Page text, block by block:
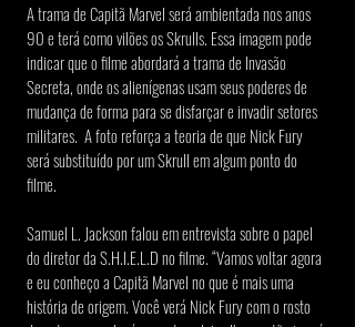
A trama de Capitã Marvel será ambientada nos anos
90 e terá como vilões os Skrulls. Essa imagem pode
indicar que o filme abordará a trama de Invasão
Secreta, onde os alienígenas usam seus poderes de
mudança de forma para se disfarçar e invadir setores
militares.  A foto reforça a teoria de que Nick Fury
será substituído por um Skrull em algum ponto do
filme.
Samuel L. Jackson falou em entrevista sobre o papel
do diretor da S.H.I.E.L.D no filme. “Vamos voltar agora
e eu conheço a Capitã Marvel no que é mais uma
história de origem. Você verá Nick Fury com o rosto